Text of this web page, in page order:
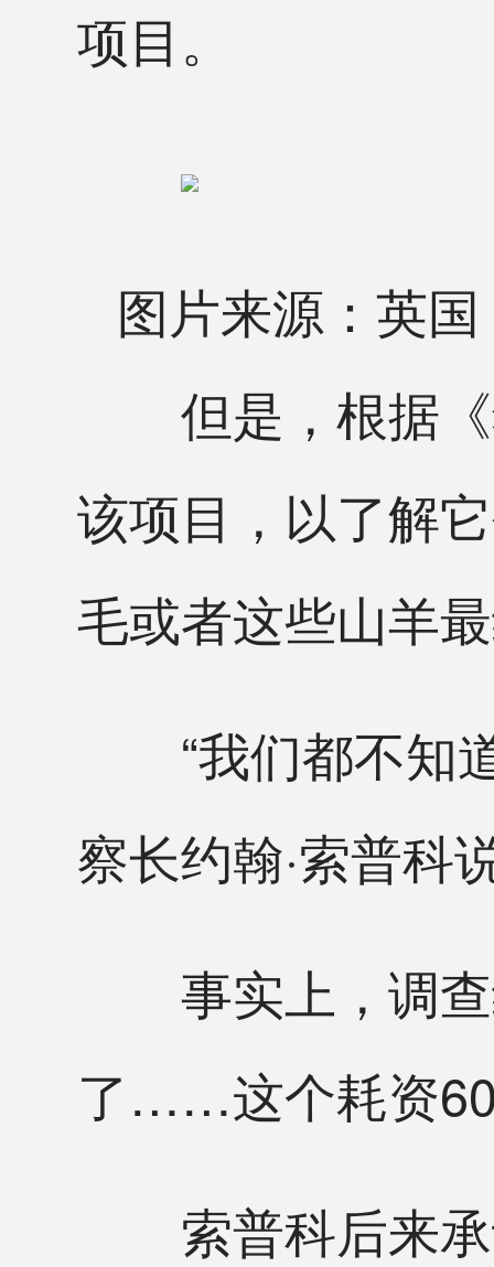
项目。
图片来源：英
但是，根据《
该项目，以了解
毛或者这些山羊
“我们都不知道
察长约翰·索普科
事实上，调查
了……这个耗资
索普科后来承